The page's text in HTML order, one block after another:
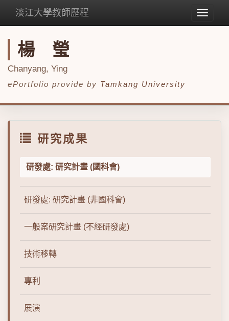
Toggle
淡江大學教師歷程
楊 瑩
Chanyang, Ying
ePortfolio provide by Tamkang University
研究成果
研發處: 研究計畫 (國科會)
研發處: 研究計畫 (非國科會)
一般案研究計畫 (不經研發處)
技術移轉
專利
展演